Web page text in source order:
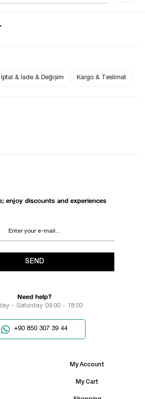
PREMIUM SERI KESIK PAÇA SIYAH
enjoy discounts and experiences
SEND
Need help?
- Saturday 09:00 - 18:00
+90 850 307 39 44
My Account
My Cart
İptal & İade & Değişim Kargo & Teslimat